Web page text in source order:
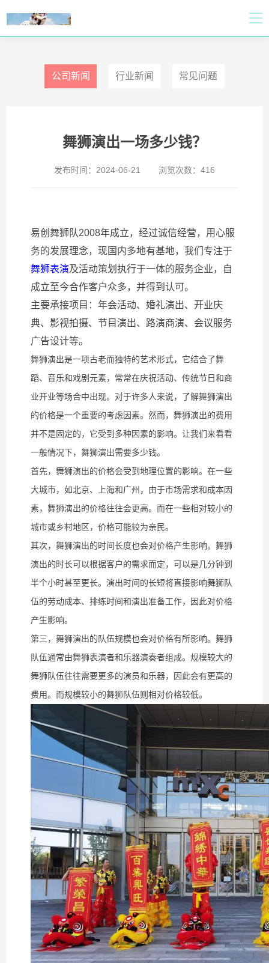
公司新闻 行业新闻 常见问题
舞狮演出一场多少钱？
发布时间： 2024-06-21 浏览次数： 416
易创舞狮队2008年成立，经过诚信经营，用心服
务的发展理念，现国内多地有基地，我们专注于
舞狮表演及活动策划执行于一体的服务企业，自
成立至今合作客户众多，并得到认可。
主要承接项目：年会活动、婚礼演出、开业庆
典、影视拍摄、节目演出、路演商演、会议服务
广告设计等。
舞狮演出是一项古老而独特的艺术形式，它结合了舞
蹈、音乐和戏剧元素，常常在庆祝活动、传统节日和商
业开业等场合中出现。对于许多人来说，了解舞狮演出
的价格是一个重要的考虑因素。然而，舞狮演出的费用
并不是固定的，它受到多种因素的影响。让我们来看看
一般情况下，舞狮演出需要多少钱。
首先，舞狮演出的价格会受到地理位置的影响。在一些
大城市，如北京、上海和广州，由于市场需求和成本因
素，舞狮演出的价格往往会更高。而在一些相对较小的
城市或乡村地区，价格可能较为亲民。
其次，舞狮演出的时间长度也会对价格产生影响。舞狮
演出的时长可以根据客户的需求而定，可以是几分钟到
半个小时甚至更长。演出时间的长短将直接影响舞狮队
伍的劳动成本、排练时间和演出准备工作，因此对价格
产生影响。
第三，舞狮演出的队伍规模也会对价格有所影响。舞狮
队伍通常由舞狮表演者和乐器演奏者组成。规模较大的
舞狮队伍往往需要更多的演员和乐器，因此会有更高的
费用。而规模较小的舞狮队伍则相对价格较低。